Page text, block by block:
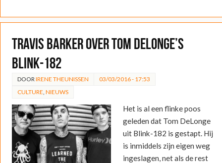
Travis Barker over Tom Delonge’s
Blink-182
DOOR IRENE THEUNISSEN
03/03/2016 - 17:53
CULTURE NIEUWS
Het is al een flinke poos
geleden dat Tom DeLonge
uit Blink-182 is gestapt. Hij
is inmiddels zijn eigen weg
ingeslagen, net als de rest